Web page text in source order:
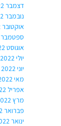
דצמבר 2022
נובמבר 2022
אוקטובר 2022
ספטמבר 2022
אוגוסט 2022
יולי 2022
יוני 2022
מאי 2022
אפריל 2022
מרץ 2022
פברואר 2022
ינואר 2022